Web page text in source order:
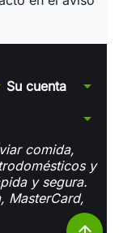
Su cuenta arrow_drop_down
arrow_drop_down
comida,
y
y segura.
MasterCard,